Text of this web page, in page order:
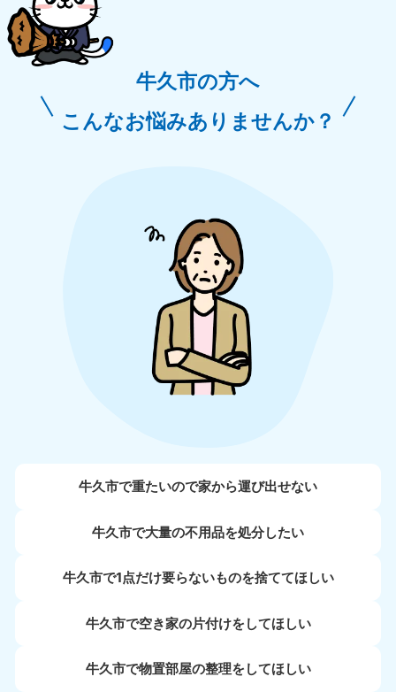
牛久市の方へ
こんなお悩みありませんか？
牛久市で重たいので家から運び出せない
牛久市で大量の不用品を処分したい
牛久市で1点だけ要らないものを捨ててほしい
牛久市で空き家の片付けをしてほしい
牛久市で物置部屋の整理をしてほしい